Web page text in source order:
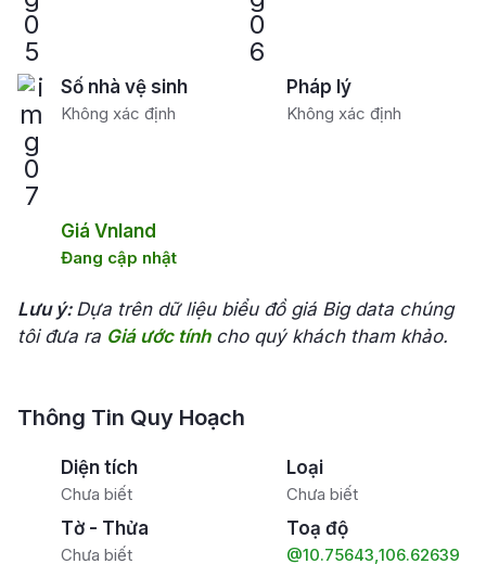
Số nhà vệ sinh
Không xác định
Pháp lý
Không xác định
Giá Vnland
Đang cập nhật
Lưu ý: Dựa trên dữ liệu biểu đồ giá Big data chúng
tôi đưa ra Giá ước tínhcho quý khách tham khảo.
Thông Tin Quy Hoạch
Diện tích
Chưa biết
Loại
Chưa biết
Tờ - Thửa
Chưa biết
Toạ độ
@10.75643,106.62639